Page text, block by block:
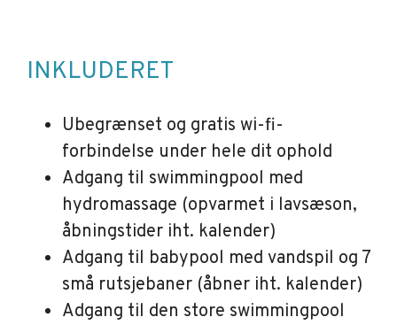
INKLUDERET
Ubegrænset og gratis wi-fi-
forbindelse under hele dit ophold
Adgang til swimmingpool med
hydromassage (opvarmet i lavsæson,
åbningstider iht. kalender)
Adgang til babypool med vandspil og 7
små rutsjebaner (åbner iht. kalender)
Adgang til den store swimmingpool